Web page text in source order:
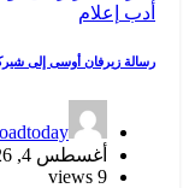
أدب إعلام
رسالة زيرفان أوسى إلى
أغسطس 4, 2026
9 views